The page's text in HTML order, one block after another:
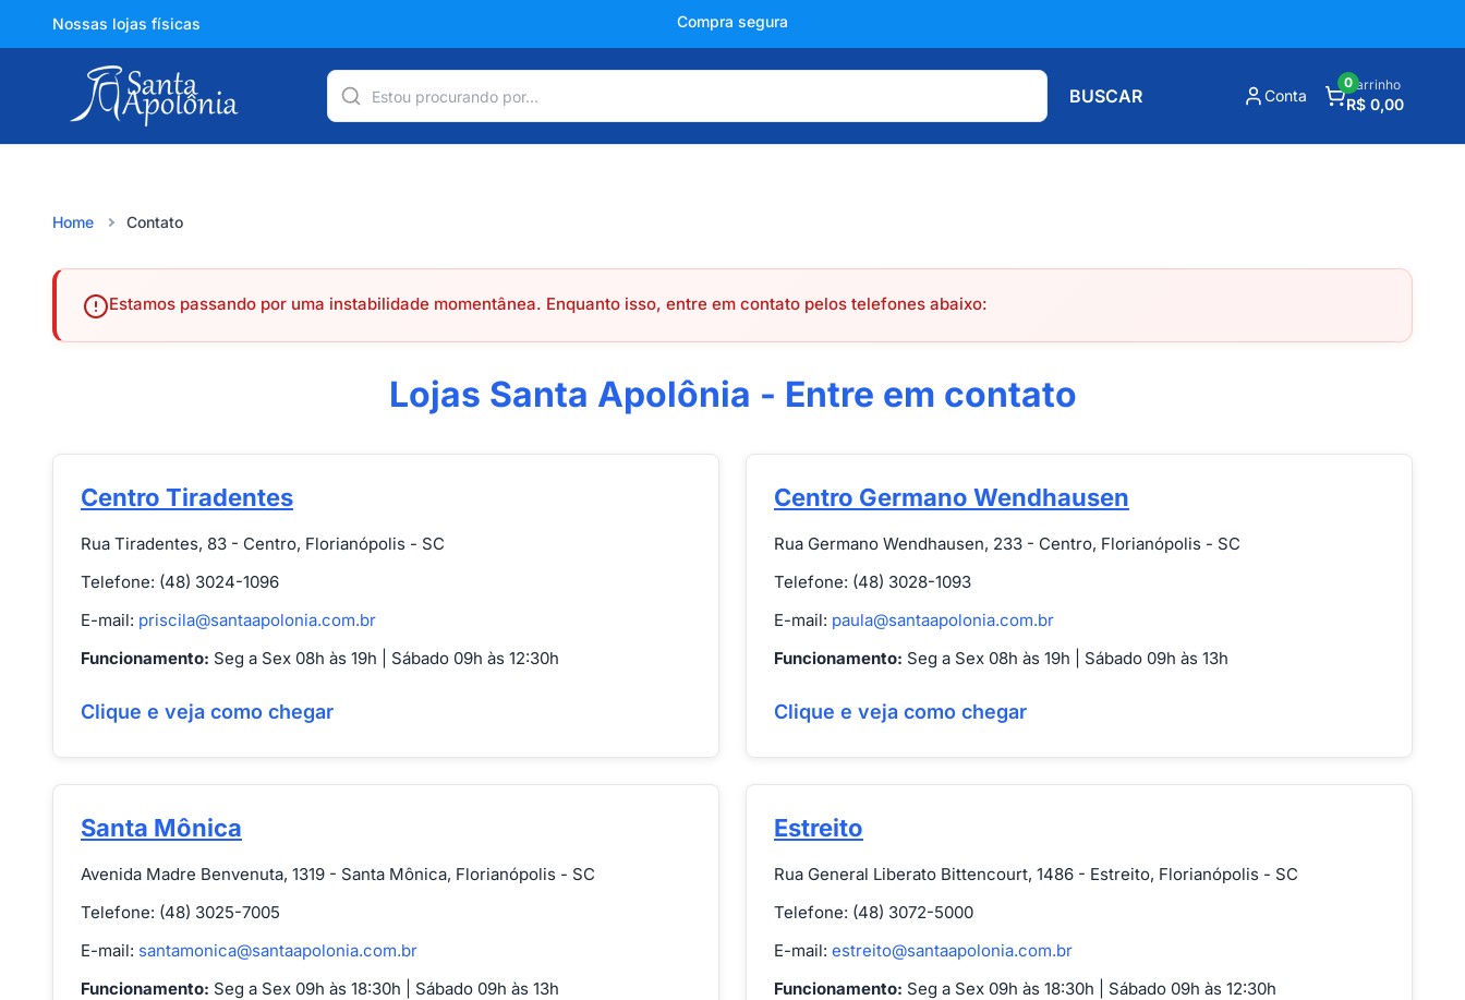
Nossas lojas físicas Compra segura
BUSCAR Conta
Carrinho
R$ 0,00
0
Home Contato
Estamos passando por uma instabilidade momentânea. Enquanto isso, entre em contato pelos telefones abaixo:
Lojas Santa Apolônia - Entre em contato
Centro Tiradentes
Rua Tiradentes, 83 - Centro, Florianópolis - SC
Telefone: (48) 3024-1096
E-mail: priscila@santaapolonia.com.br
Funcionamento: Seg a Sex 08h às 19h | Sábado 09h às 12:30h
Clique e veja como chegar
Centro Germano Wendhausen
Rua Germano Wendhausen, 233 - Centro, Florianópolis - SC
Telefone: (48) 3028-1093
E-mail: paula@santaapolonia.com.br
Funcionamento: Seg a Sex 08h às 19h | Sábado 09h às 13h
Clique e veja como chegar
Santa Mônica
Avenida Madre Benvenuta, 1319 - Santa Mônica, Florianópolis - SC
Telefone: (48) 3025-7005
E-mail: santamonica@santaapolonia.com.br
Funcionamento: Seg a Sex 09h às 18:30h | Sábado 09h às 13h
Estreito
Rua General Liberato Bittencourt, 1486 - Estreito, Florianópolis - SC
Telefone: (48) 3072-5000
E-mail: estreito@santaapolonia.com.br
Funcionamento: Seg a Sex 09h às 18:30h | Sábado 09h às 12:30h